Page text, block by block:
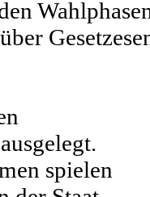
spielen